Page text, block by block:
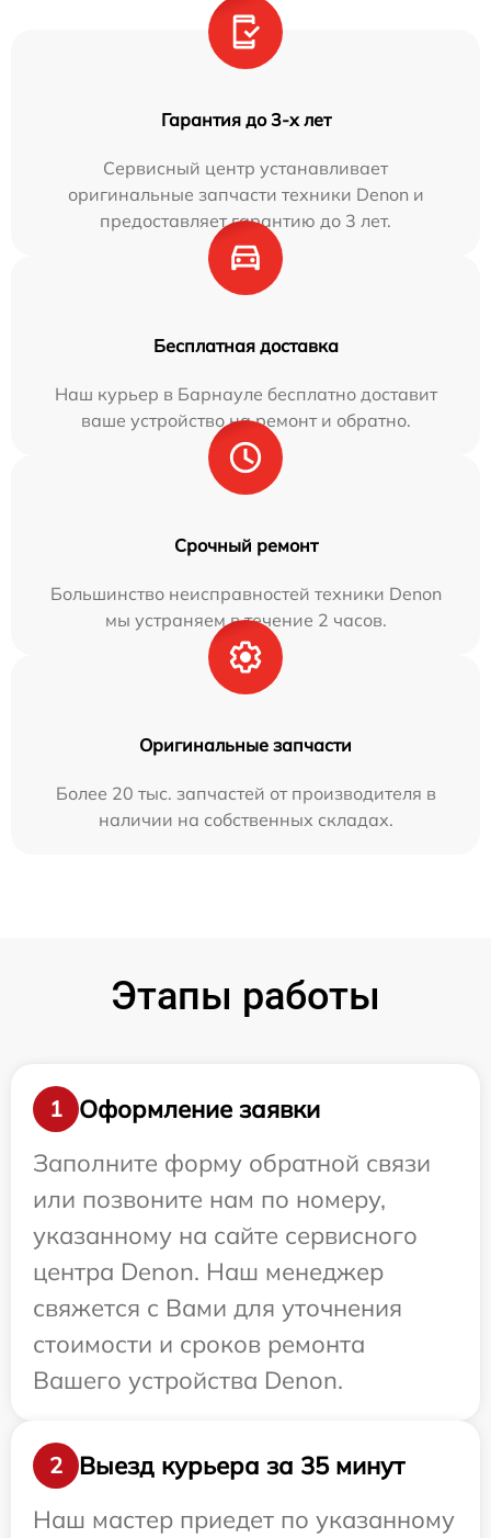
Гарантия до 3-х лет
Сервисный центр устанавливает
оригинальные запчасти техники Denon и
предоставляет гарантию до 3 лет.
Бесплатная доставка
Наш курьер в Барнауле бесплатно доставит
ваше устройство на ремонт и обратно.
Срочный ремонт
Большинство неисправностей техники Denon
мы устраняем в течение 2 часов.
Оригинальные запчасти
Более 20 тыс. запчастей от производителя в
наличии на собственных складах.
Этапы работы
1
Оформление заявки
Заполните форму обратной связи
или позвоните нам по номеру,
указанному на сайте сервисного
центра Denon. Наш менеджер
свяжется с Вами для уточнения
стоимости и сроков ремонта
Вашего устройства Denon.
2
Выезд курьера за 35 минут
Наш мастер приедет по указанному